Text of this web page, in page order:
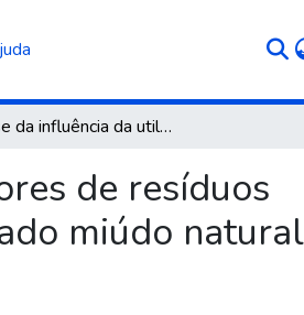
Análise da influência da utilização de diferentes teores de resíduos cerâmicos da construção civil substituindo o agregado miúdo natural em argamassa de contrapiso
de resíduos
miúdo